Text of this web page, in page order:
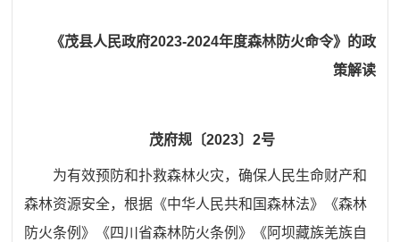
《茂县人民政府2023-2024年度森林防火命令》的政
策解读
茂府规〔2023〕2号
为有效预防和扑救森林火灾，确保人民生命财产和
森林资源安全，根据《中华人民共和国森林法》《森林
防火条例》《四川省森林防火条例》
《阿坝藏族羌族自